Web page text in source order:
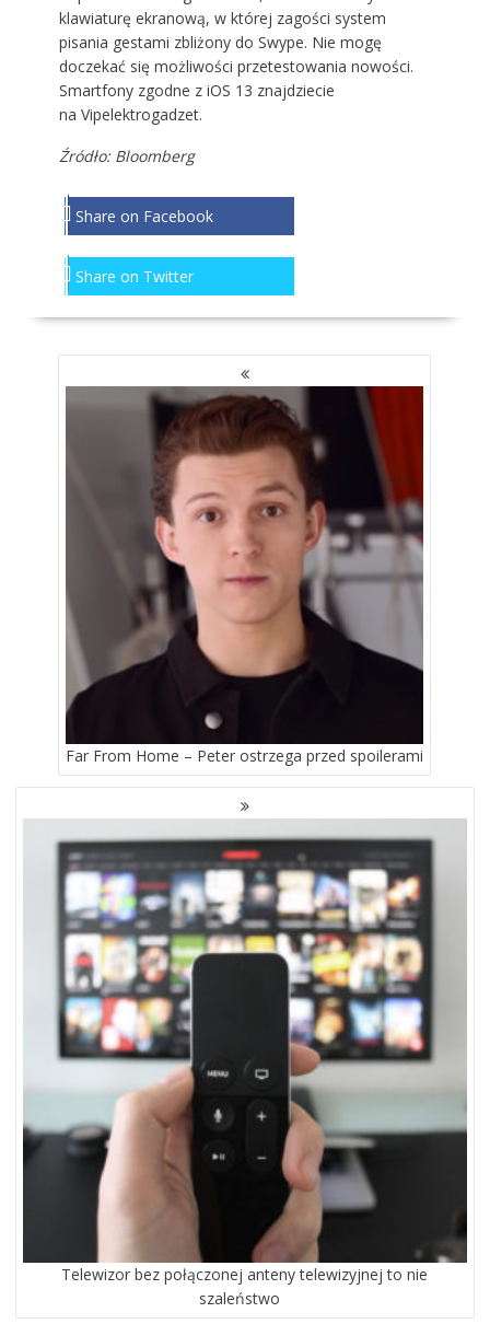
klawiaturę ekranową, w której zagości system
pisania gestami zbliżony do Swype. Nie mogę
doczekać się możliwości przetestowania nowości.
Smartfony zgodne z iOS 13 znajdziecie
na Vipelektrogadzet.
Źródło: Bloomberg
Share on Facebook
Share on Twitter
NAWIGACJA
WPISACH
Far From Home – Peter ostrzega przed spoilerami
Telewizor bez połączonej anteny telewizyjnej to nie
szaleństwo